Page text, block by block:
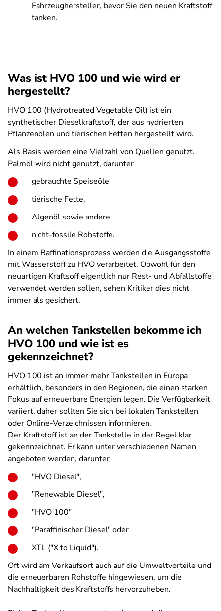
Fahrzeughersteller, bevor Sie den neuen Kraftstoff
tanken.
Was ist HVO 100 und wie wird er
hergestellt?
HVO 100 (Hydrotreated Vegetable Oil) ist ein
synthetischer Dieselkraftstoff, der aus hydrierten
Pflanzenölen und tierischen Fetten hergestellt wird.
Als Basis werden eine Vielzahl von Quellen genutzt.
Palmöl wird nicht genutzt, darunter
gebrauchte Speiseöle,
tierische Fette,
Algenöl sowie andere
nicht-fossile Rohstoffe.
In einem Raffinationsprozess werden die Ausgangsstoffe
mit Wasserstoff zu HVO verarbeitet. Obwohl für den
neuartigen Kraftsoff eigentlich nur Rest- und Abfallstoffe
verwendet werden sollen, sehen Kritiker dies nicht
immer als gesichert.
An welchen Tankstellen bekomme ich
HVO 100 und wie ist es
gekennzeichnet?
HVO 100 ist an immer mehr Tankstellen in Europa
erhältlich, besonders in den Regionen, die einen starken
Fokus auf erneuerbare Energien legen. Die Verfügbarkeit
variiert, daher sollten Sie sich bei lokalen Tankstellen
oder Online-Verzeichnissen informieren.
Der Kraftstoff ist an der Tankstelle in der Regel klar
gekennzeichnet. Er kann unter verschiedenen Namen
angeboten werden, darunter
"HVO Diesel",
"Renewable Diesel",
"HVO 100"
"Paraffinischer Diesel" oder
XTL ("X to Liquid").
Oft wird am Verkaufsort auch auf die Umweltvorteile und
die erneuerbaren Rohstoffe hingewiesen, um die
Nachhaltigkeit des Kraftstoffs hervorzuheben.